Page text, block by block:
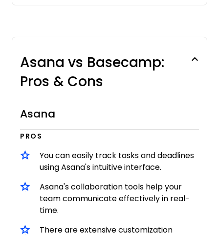
Asana vs Basecamp:
Pros & Cons
Asana
PROS
You can easily track tasks and deadlines
using Asana's intuitive interface.
Asana's collaboration tools help your
team communicate effectively in real-
time.
There are extensive customization